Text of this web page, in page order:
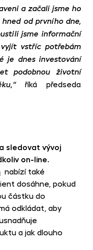
a začali jsme ho
od prvního dne,
jsme informační
vyjít vstříc potřebám
je dnes investování
podobnou životní
říká předseda
sledovat vývoj
on-line.
nabízí také
dosáhne, pokud
částku do
odkládat, aby
a jak dlouho